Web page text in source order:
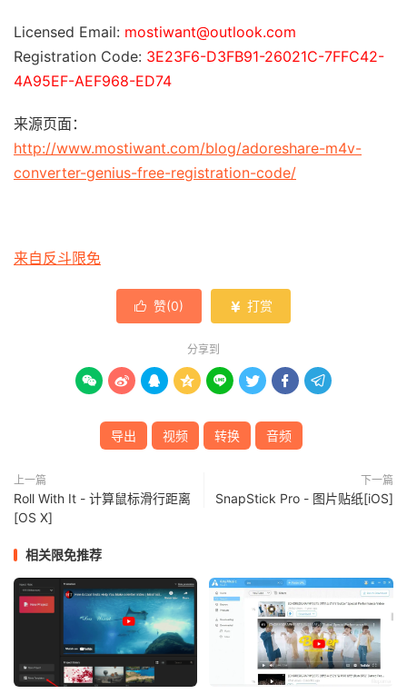
Licensed Email: mostiwant@outlook.com
Registration Code: 3E23F6-D3FB91-26021C-7FFC42-
4A95EF-AEF968-ED74
来源页面：
http://www.mostiwant.com/blog/adoreshare-m4v-
converter-genius-free-registration-code/
来自反斗限免
 赞(0)  打赏
分享到
       
导出 视频 转换 音频
上一篇
Roll With It - 计算鼠标滑行距离
[OS X]
下一篇
SnapStick Pro - 图片贴纸[iOS]
相关限免推荐